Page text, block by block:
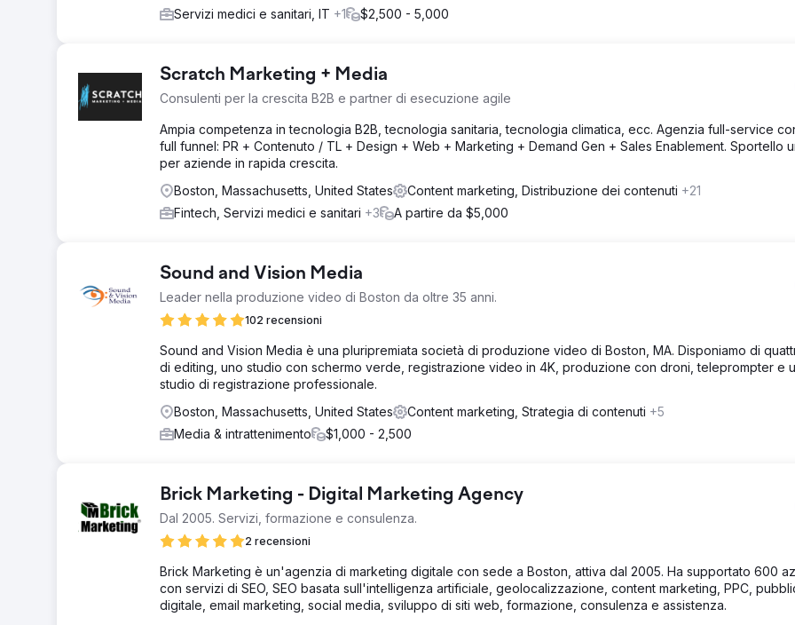
Servizi medici e sanitari, IT +1 $2,500 - 5,000
Scratch Marketing + Media
Consulenti per la crescita B2B e partner di esecuzione agile
Ampia competenza in tecnologia B2B, tecnologia sanitaria, tecnologia climatica, ecc. Agenzia full-service
full funnel: PR + Contenuto / TL + Design + Web + Marketing + Demand Gen + Sales Enablement. Sportello
per aziende in rapida crescita.
Boston, Massachusetts, United States
Content marketing, Distribuzione dei contenuti +21
Fintech, Servizi medici e sanitari +3 A partire da $5,000
Sound and Vision Media
Leader nella produzione video di Boston da oltre 35 anni.
102 recensioni
Sound and Vision Media è una pluripremiata società di produzione video di Boston, MA. Disponiamo di
di editing, uno studio con schermo verde, registrazione video in 4K, produzione con droni, teleprompter e
studio di registrazione professionale.
Boston, Massachusetts, United States
Content marketing, Strategia di contenuti +5
Media & intrattenimento
$1,000 - 2,500
Brick Marketing - Digital Marketing Agency
Dal 2005. Servizi, formazione e consulenza.
2 recensioni
Brick Marketing è un'agenzia di marketing digitale con sede a Boston, attiva dal 2005. Ha supportato 600
con servizi di SEO, SEO basata sull'intelligenza artificiale, geolocalizzazione, content marketing, PPC,
digitale, email marketing, social media, sviluppo di siti web, formazione, consulenza e assistenza.